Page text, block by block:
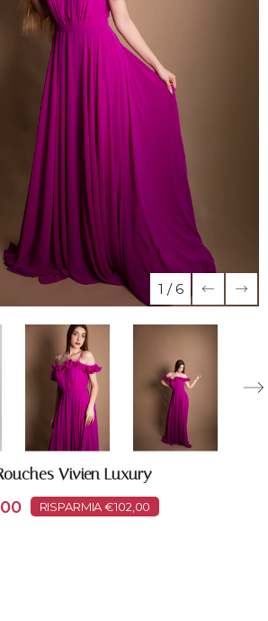
1 / 6
Vivien Luxury
RISPARMIA €102,00